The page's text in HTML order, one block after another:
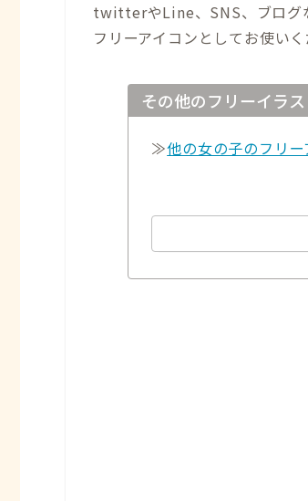
twitterやLine、SNS、ブログ
フリーアイコンとしてお使いく
その他のフリーイラス
≫他の女の子のフリー